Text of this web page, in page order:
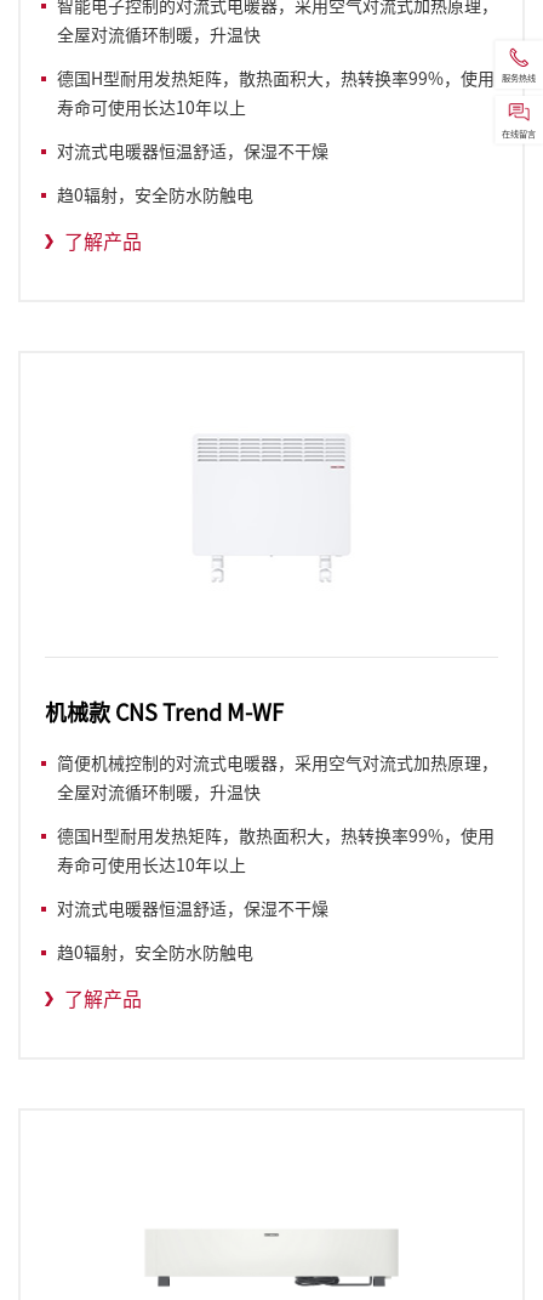
智能电子控制的对流式电暖器，采用空气对流式加热原理，
全屋对流循环制暖，升温快
德国H型耐用发热矩阵，散热面积大，热转换率99%，使用
寿命可使用长达10年以上
对流式电暖器恒温舒适，保湿不干燥
趋0辐射，安全防水防触电
了解产品
机械款 CNS Trend M-WF
简便机械控制的对流式电暖器，采用空气对流式加热原理，
全屋对流循环制暖，升温快
德国H型耐用发热矩阵，散热面积大，热转换率99%，使用
寿命可使用长达10年以上
对流式电暖器恒温舒适，保湿不干燥
趋0辐射，安全防水防触电
了解产品
服务热线
在线留言